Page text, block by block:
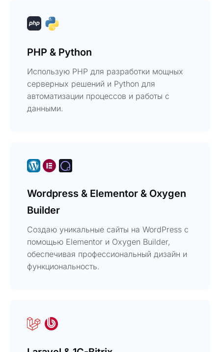
PHP & Python
Использую PHP для разработки мощных
серверных решений и Python для
автоматизации процессов и работы с
данными.
Wordpress & Elementor & Oxygen
Builder
Создаю уникальные сайты на WordPress с
помощью Elementor и Oxygen Builder,
обеспечивая профессиональный дизайн и
функциональность.